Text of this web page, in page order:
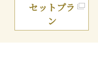
セットプラ
ン